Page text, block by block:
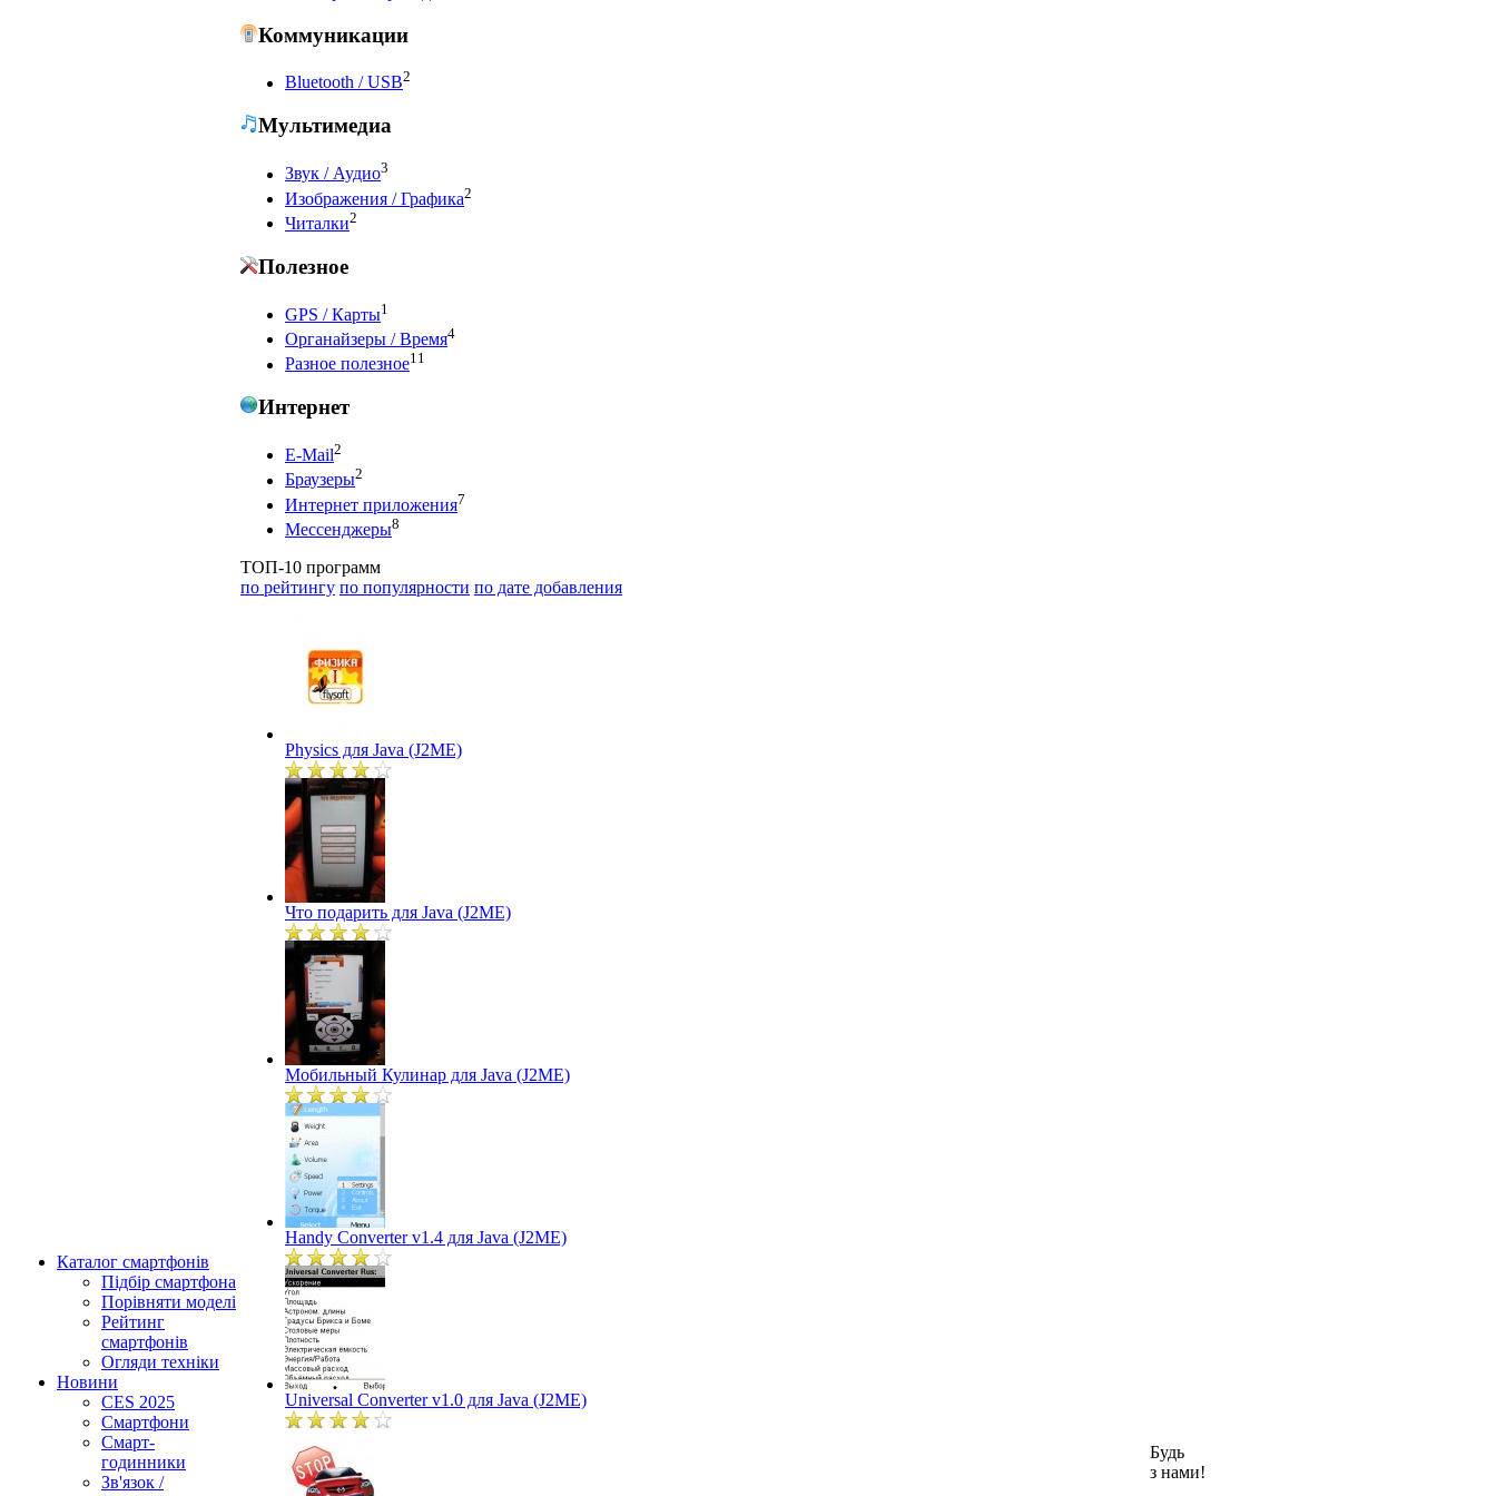
Каталог смартфонів
Підбір смартфона
Порівняти моделі
Рейтинг
смартфонів
Огляди техніки
Новини
CES 2025
Смартфони
Смарт-
годинники
Зв'язок /
Коммуникации
Bluetooth / USB2
Мультимедиа
Звук / Аудио3
Изображения / Графика2
Читалки2
Полезное
GPS / Карты1
Органайзеры / Время4
Разное полезное11
Интернет
E-Mail2
Браузеры2
Интернет приложения7
Мессенджеры8
ТОП-10 программ
по рейтингу по популярности по дате добавления
Physics для Java (J2ME)
Что подарить для Java (J2ME)
Мобильный Кулинар для Java (J2ME)
Handy Converter v1.4 для Java (J2ME)
Universal Converter v1.0 для Java (J2ME)
Будь
з нами!